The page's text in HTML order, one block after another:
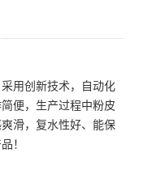
用创新技术，自动化
便，生产过程中粉皮
滑，复水性好、能保
！